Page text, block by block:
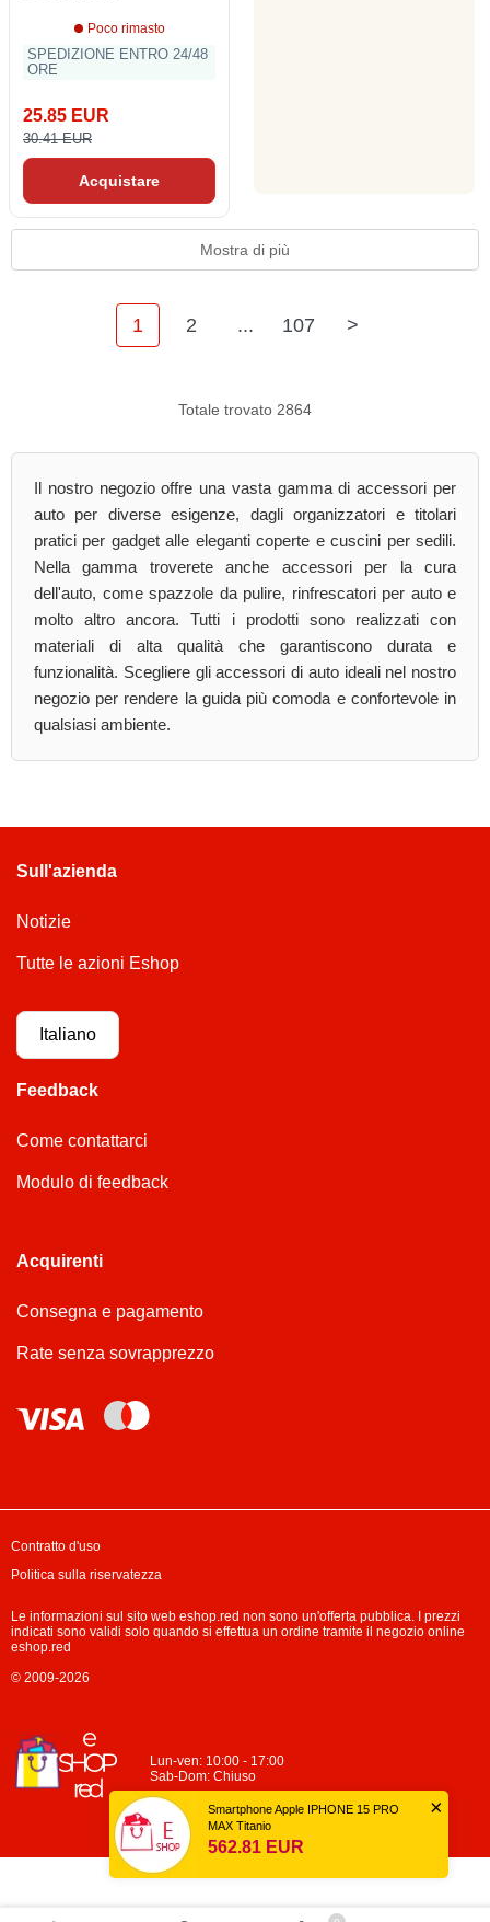
Poco rimasto
SPEDIZIONE ENTRO 24/48
ORE
25.85 EUR
30.41 EUR
Acquistare
Mostra di più
1 2 ... 107 >
Totale trovato 2864
Il nostro negozio offre una vasta gamma di accessori per
auto per diverse esigenze, dagli organizzatori e titolari
pratici per gadget alle eleganti coperte e cuscini per sedili.
Nella gamma troverete anche accessori per la cura
dell'auto, come spazzole da pulire, rinfrescatori per auto e
molto altro ancora. Tutti i prodotti sono realizzati con
materiali di alta qualità che garantiscono durata e
funzionalità. Scegliere gli accessori di auto ideali nel nostro
negozio per rendere la guida più comoda e confortevole in
qualsiasi ambiente.
Sull'azienda
Notizie
Tutte le azioni Eshop
Italiano
Feedback
Come contattarci
Modulo di feedback
Acquirenti
Consegna e pagamento
Rate senza sovrapprezzo
Lun-ven: 10:00 - 17:00
Sab-Dom: Chiuso
Contratto d'uso
Politica sulla riservatezza
Le informazioni sul sito web eshop.red non sono un'offerta pubblica. I prezzi
indicati sono validi solo quando si effettua un ordine tramite il negozio online
eshop.red
© 2009-2026
×
Smartphone Apple IPHONE 15 PRO
MAX Titanio
562.81 EUR